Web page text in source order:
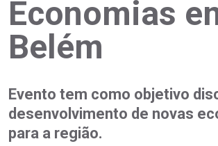
Economias
Belém
Evento tem como objetivo
desenvolvimento de novas
para a região.